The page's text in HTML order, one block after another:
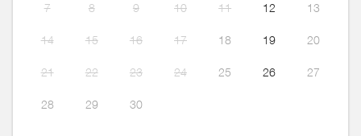
7 8 9 10 11 12 13
14 15 16 17 18 19 20
21 22 23 24 25 26 27
28 29 30